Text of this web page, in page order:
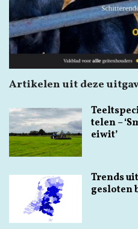
Artikelen uit deze
telen –
eiwit’
Trends
gesloten